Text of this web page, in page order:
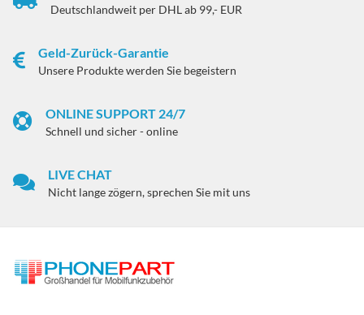
Deutschlandweit per DHL ab 99,- EUR
Geld-Zurück-Garantie
Unsere Produkte werden Sie begeistern
ONLINE SUPPORT 24/7
Schnell und sicher - online
LIVE CHAT
Nicht lange zögern, sprechen Sie mit uns